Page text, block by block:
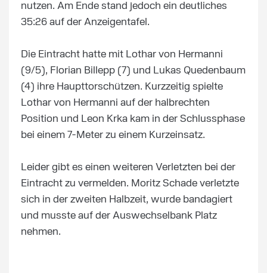
nutzen. Am Ende stand jedoch ein deutliches
35:26 auf der Anzeigentafel.
Die Eintracht hatte mit Lothar von Hermanni
(9/5), Florian Billepp (7) und Lukas Quedenbaum
(4) ihre Haupttorschützen. Kurzzeitig spielte
Lothar von Hermanni auf der halbrechten
Position und Leon Krka kam in der Schlussphase
bei einem 7-Meter zu einem Kurzeinsatz.
Leider gibt es einen weiteren Verletzten bei der
Eintracht zu vermelden. Moritz Schade verletzte
sich in der zweiten Halbzeit, wurde bandagiert
und musste auf der Auswechselbank Platz
nehmen.